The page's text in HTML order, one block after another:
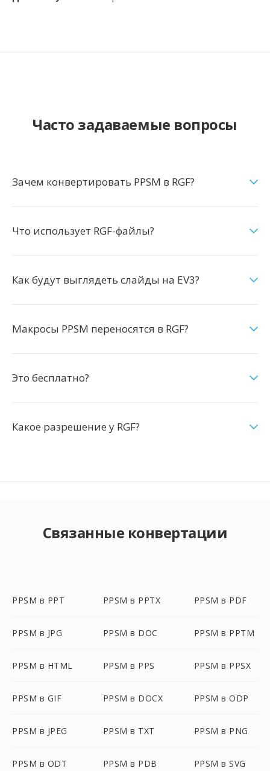
Часто задаваемые вопросы
Зачем конвертировать PPSM в RGF?
Что использует RGF-файлы?
Как будут выглядеть слайды на EV3?
Макросы PPSM переносятся в RGF?
Это бесплатно?
Какое разрешение у RGF?
Связанные конвертации
PPSM в PPT PPSM в PPTX PPSM в PDF
PPSM в JPG PPSM в DOC PPSM в PPTM
PPSM в HTML PPSM в PPS PPSM в PPSX
PPSM в GIF PPSM в DOCX PPSM в ODP
PPSM в JPEG PPSM в TXT PPSM в PNG
PPSM в ODT PPSM в PDB PPSM в SVG